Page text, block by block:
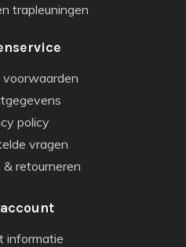
trapleuningen
voorwaarden
policy
vragen
retourneren
informatie